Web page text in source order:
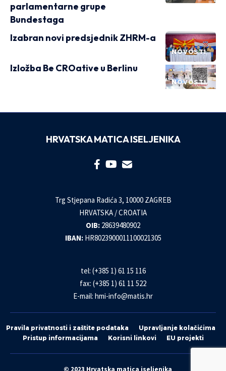
parlamentarne grupe
Bundestaga
NOVOSTI
Izabran novi predsjednik ZHRM-a
NOVOSTI
Izložba Be CROative u Berlinu
HRVATSKA MATICA ISELJENIKA
Trg Stjepana Radića 3, 10000 ZAGREB
HRVATSKA / CROATIA
OIB: 28639480902
IBAN: HR8023900011100021305
tel: (+385 1) 61 15 116
fax: (+385 1) 61 11 522
E-mail: hmi-info@matis.hr
Pravila privatnosti i zaštite podataka
Upravljanje kolačićima
Pristup informacijama
Korisni linkovi EU projekti
© 2023 Hrvatska matica iseljenika